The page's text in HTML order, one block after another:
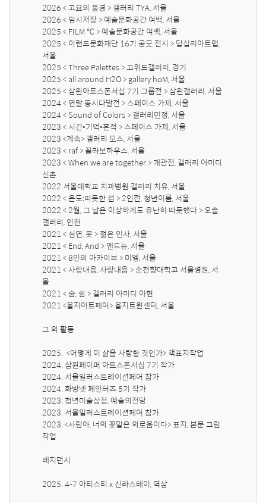
2026 < 고요의 풍경 > 갤러리 TYA, 서울
2026 < 임시저장 > 예술문화공간 여백, 서울
2025 < FILM ℃ > 예술문화공간 여백, 서울
2025 < 이랜드문화재단 16기 공모 전시 > 답십리아트랩,
서울
2025 < Three Palettes > 고위드갤러리, 경기
2025 < all around H2O > gallery hoM, 서울
2025 < 삼원아트스폰서십 7기 그룹전 > 삼원갤러리, 서울
2024 < 연말 동시다발전 > 스페이스 가제, 서울
2024 < Sound of Colors > 갤러리민정, 서울
2023 < 시간•기억•흔적 > 스페이스 가제, 서울
2023 <계속> 갤러리 모스, 서울
2023 < raf > 꼴라보하우스, 서울
2023 < When we are together > 개관전, 갤러리 아미디
신촌
2022 서울대학교 치과병원 갤러리 치유, 서울
2022 < 온도:따듯한 섬 > 2인전, 청년이룸, 서울
2022 < 2월, 그 날은 이상하게도 유난히 따듯했다 > 오솔
갤러리, 인천
2021 < 심연, 못 > 젊은 인사, 서울
2021 < End, And > 앤드뉴, 서울
2021 < 8인의 아카이브 > 미엘, 서울
2021 < 사람내음, 사랑내음 > 순천향대학교 서울병원, 서
울
2021 < 숨, 쉼 > 갤러리 아미디 아현
2021 <을지아트페어> 을지트윈센터, 서울
그 외 활동
2025.  <어떻게 이 삶을 사랑할 것인가> 책표지작업
2024. 삼원페이퍼 아트스폰서십 7기 작가
2024. 서울일러스트레이션페어 참가
2024. 화방넷 페인터즈 5기 작가
2023. 청년미술상점, 예술의전당
2023. 서울일러스트레이션페어 참가
2023. <사람아, 너의 꽃말은 외로움이다> 표지, 본문 그림
작업
레지던시
2025. 4-7 아티스티 x 신라스테이, 역삼